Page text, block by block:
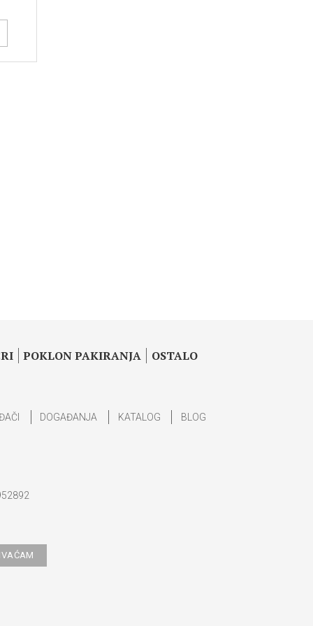
POKLON PAKIRANJA
OSTALO
DOGAĐANJA KATALOG BLOG